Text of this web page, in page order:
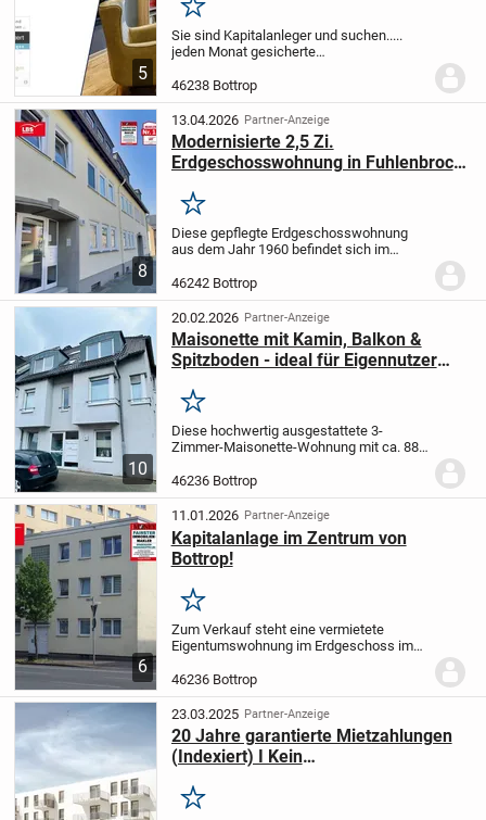
5
Merken
Sie sind Kapitalanleger und suchen.....
jeden Monat gesicherte
geringen Eigenaufwand?
konjunkturunabhängigen Markt
investieren? - Pachtverträge...
46238 Bottrop
8
13.04.2026 Partner-Anzeige
Modernisierte 2,5 Zi.
Erdgeschosswohnung in Fuhlenbrock
Merken
Diese gepflegte Erdgeschosswohnung
aus dem Jahr 1960 befindet sich im
auf ca. 60?m² Wohnfläche ein ideales
Zuhause. Die Wohnung ist vermietet und
wurde...
46242 Bottrop
10
20.02.2026 Partner-Anzeige
Maisonette mit Kamin, Balkon &
Spitzboden - ideal für Eigennutzer
Merken
Diese hochwertig ausgestattete 3-
Zimmer-Maisonette-Wohnung mit ca. 88
Obergeschoss eines gepflegten
Mehrfamilienhauses im beliebten Süd-
Westen von Bottrop. Die...
46236 Bottrop
6
11.01.2026 Partner-Anzeige
Kapitalanlage im Zentrum von
Bottrop!
Merken
Zum Verkauf steht eine vermietete
Eigentumswohnung im Erdgeschoss im
ruhigen Wohnanlage.
gelangen Sie in die gemütliche Küche,
das große...
46236 Bottrop
23.03.2025 Partner-Anzeige
20 Jahre garantierte Mietzahlungen
(Indexiert) I Kein
Merken